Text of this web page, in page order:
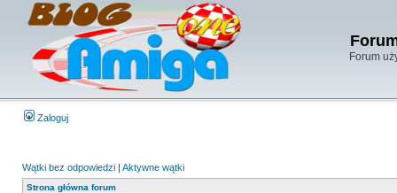
Forum
Zaloguj
Wątki bez odpowiedzi | Aktywne wątki
Strona główna forum